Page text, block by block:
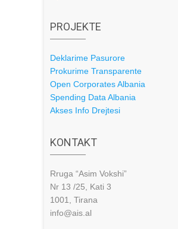
PROJEKTE
Deklarime Pasurore
Prokurime Transparente
Open Corporates Albania
Spending Data Albania
Akses Info Drejtesi
KONTAKT
Rruga “Asim Vokshi”
Nr 13 /25, Kati 3
1001, Tirana
info@ais.al